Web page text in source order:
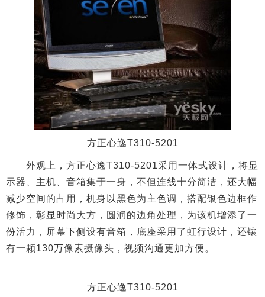
方正心逸T310-5201
外观上，方正心逸T310-5201采用一体式设计，将显
示器、主机、音箱集于一身，不但连线十分简洁，还大幅
减少空间的占用，机身以黑色为主色调，搭配银色边框作
修饰，彰显时尚大方，圆润的边角处理，为该机增添了一
份活力，屏幕下侧设有音箱，底座采用了虹行设计，还镶
有一颗130万像素摄像头，视频沟通更加方便。
方正心逸T310-5201